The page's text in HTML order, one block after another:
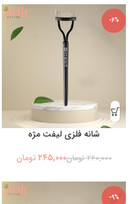
-6%
شانه فلزی لیفت مژه
۲۶۰,۰۰۰ تومان۲۴۵,۰۰۰ تومان
-9%